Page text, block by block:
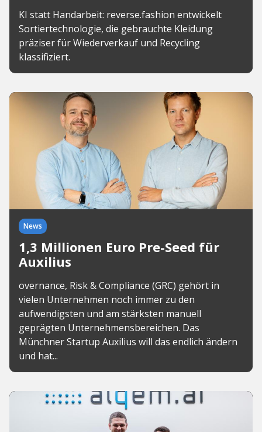
KI statt Handarbeit: reverse.fashion entwickelt
Sortiertechnologie, die gebrauchte Kleidung
präziser für Wiederverkauf und Recycling
klassifiziert.
News
1,3 Millionen Euro Pre-Seed für
Auxilius
overnance, Risk & Compliance (GRC) gehört in
vielen Unternehmen noch immer zu den
aufwendigsten und am stärksten manuell
geprägten Unternehmensbereichen. Das
Münchner Startup Auxilius will das endlich ändern
und hat...